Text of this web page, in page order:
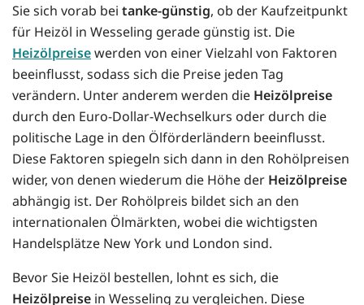
Sie sich vorab bei tanke-günstig, ob der Kaufzeitpunkt
für Heizöl in Wesseling gerade günstig ist. Die
Heizölpreisewerden von einer Vielzahl von Faktoren
beeinflusst, sodass sich die Preise jeden Tag
verändern. Unter anderem werden die Heizölpreise
durch den Euro-Dollar-Wechselkurs oder durch die
politische Lage in den Ölförderländern beeinflusst.
Diese Faktoren spiegeln sich dann in den Rohölpreisen
wider, von denen wiederum die Höhe der Heizölpreise
abhängig ist. Der Rohölpreis bildet sich an den
internationalen Ölmärkten, wobei die wichtigsten
Handelsplätze New York und London sind.
Bevor Sie Heizöl bestellen, lohnt es sich, die
Heizölpreise in Wesseling zu vergleichen. Diese